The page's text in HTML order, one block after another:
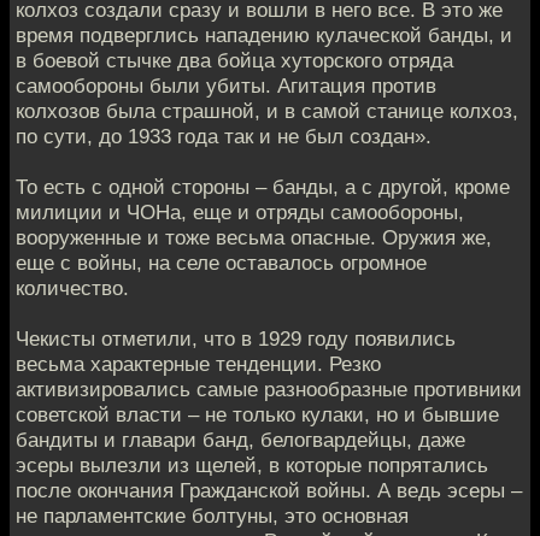
колхоз создали сразу и вошли в него все. В это же
время подверглись нападению кулаческой банды, и
в боевой стычке два бойца хуторского отряда
самообороны были убиты. Агитация против
колхозов была страшной, и в самой станице колхоз,
по сути, до 1933 года так и не был создан».
То есть с одной стороны – банды, а с другой, кроме
милиции и ЧОНа, еще и отряды самообороны,
вооруженные и тоже весьма опасные. Оружия же,
еще с войны, на селе оставалось огромное
количество.
Чекисты отметили, что в 1929 году появились
весьма характерные тенденции. Резко
активизировались самые разнообразные противники
советской власти – не только кулаки, но и бывшие
бандиты и главари банд, белогвардейцы, даже
эсеры вылезли из щелей, в которые попрятались
после окончания Гражданской войны. А ведь эсеры –
не парламентские болтуны, это основная